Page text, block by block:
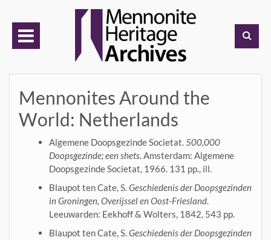
content
Mennonites Around the
World: Netherlands
Algemene Doopsgezinde Societat.500,000
Doopsgezinde; een shets. Amsterdam: Algemene
Doopsgezinde Societat, 1966. 131 pp., ill.
Blaupot ten Cate, S.Geschiedenis der Doopsgezinden
in Groningen, Overijssel en Oost-Friesland.
Leeuwarden: Eekhoff & Wolters, 1842, 543 pp.
Blaupot ten Cate, S.Geschiedenis der Doopsgezinden